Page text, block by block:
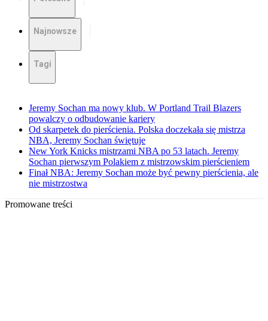
Najnowsze
Tagi
Jeremy Sochan ma nowy klub. W Portland Trail Blazers
powalczy o odbudowanie kariery
Od skarpetek do pierścienia. Polska doczekała się mistrza
NBA, Jeremy Sochan świętuje
New York Knicks mistrzami NBA po 53 latach. Jeremy
Sochan pierwszym Polakiem z mistrzowskim pierścieniem
Finał NBA: Jeremy Sochan może być pewny pierścienia, ale
nie mistrzostwa
Promowane treści